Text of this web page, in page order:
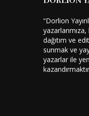
“Dorlion
yazarlarımıza,
dağıtım ve
sunmak ve
yazarlar ile